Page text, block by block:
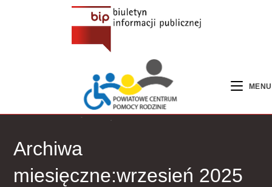
MENU
Archiwa
miesięczne:wrzesień 2025